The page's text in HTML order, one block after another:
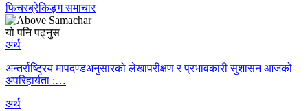
फिचरब्रेकिङ्ग समाचार
यो पनि पढ्नुस
अर्थ
अन्तर्राष्ट्रिय मापदण्डअनुसारको लेखापरीक्षण र प्रभावकारी सुशासन आजको
अपरिहार्यता :…
अर्थ